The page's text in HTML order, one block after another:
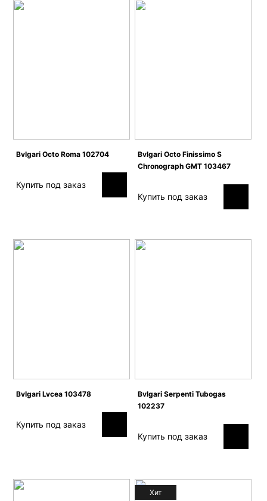
Bvlgari Octo Roma 102704
Купить под заказ
Bvlgari Octo Finissimo S
Chronograph GMT 103467
Купить под заказ
Bvlgari Lvcea 103478
Купить под заказ
Bvlgari Serpenti Tubogas
102237
Купить под заказ
Хит